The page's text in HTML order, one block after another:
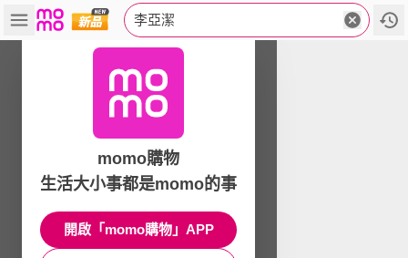
李亞潔
momo購物
生活大小事都是momo的事
開啟「momo購物」APP